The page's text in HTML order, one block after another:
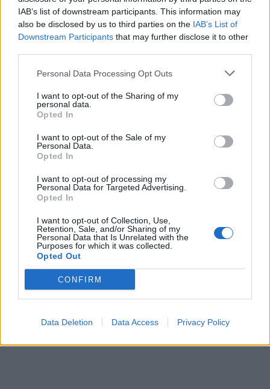
IAB’s list of downstream participants. This information may
also be disclosed by us to third parties on the IAB’s List of
Downstream Participants that may further disclose it to other
Personal Data Processing Opt Outs
I want to opt-out of the Sharing of my
personal data.
Opted In
I want to opt-out of the Sale of my
Personal Data.
Opted In
I want to opt-out of processing my
Personal Data for Targeted Advertising.
Opted In
I want to opt-out of Collection, Use,
Retention, Sale, and/or Sharing of my
Personal Data that Is Unrelated with the
Purposes for which it was collected.
Opted Out
CONFIRM
Data Deletion Data Access Privacy Policy
Παιδιά στην πισίνα: 6 απαράβατοι κανόνες για την
πρόληψη του πνιγμού
ΕΙΔΗΣΕΙΣ 06 Αυγούστου 2026 13:33
Ιός Δυτικού Νείλου: Στα 65 τα κρούσματα στην